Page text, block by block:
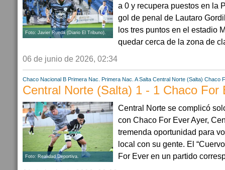
Foto: Javier Rueda (Diario El Tribuno).
a 0 y recupera puestos en la
gol de penal de Lautaro
los tres puntos en el estadio
quedar cerca de la zona de
06 de junio de 2026, 02:34
Chaco Nacional B Primera Nac. Primera Nac. A Salta Central Norte (Salta) Chaco
Central Norte (Salta) 1 - 1 Chaco For
Foto: Realidad Deportiva.
Central Norte se complicó
con Chaco For Ever Ayer,
tremenda oportunidad para
local con su gente. El
For Ever en un partido